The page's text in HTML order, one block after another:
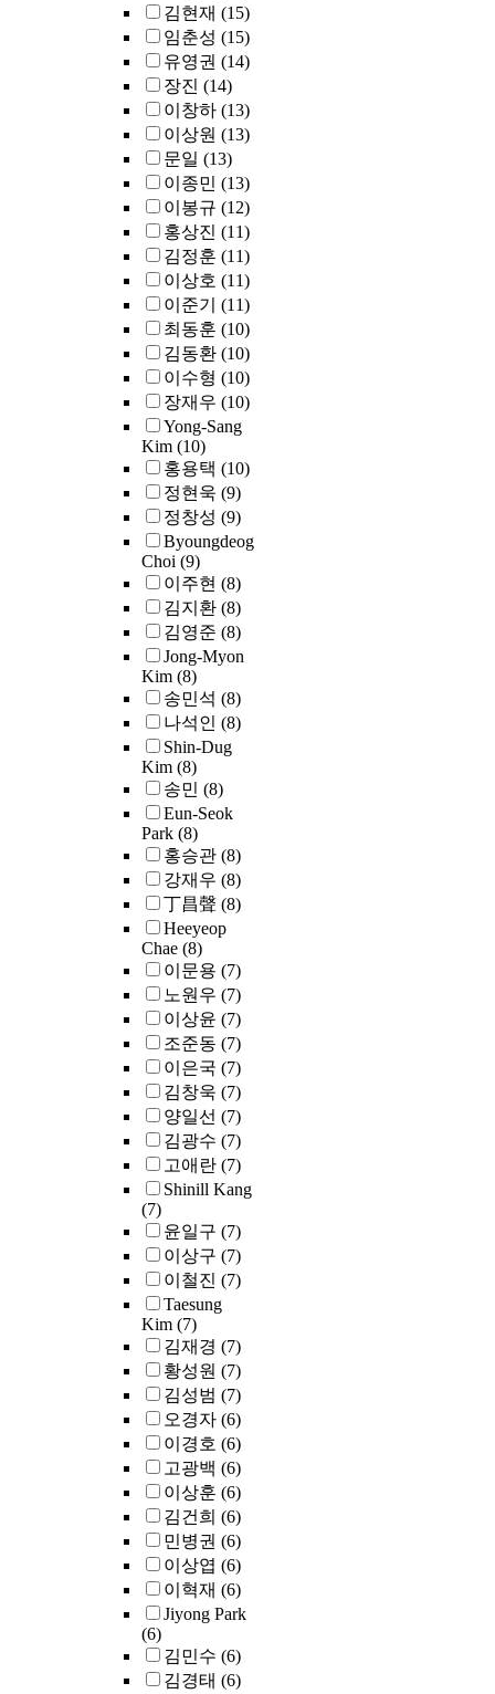
김현재 (15)
임춘성 (15)
유영권 (14)
장진 (14)
이창하 (13)
이상원 (13)
문일 (13)
이종민 (13)
이봉규 (12)
홍상진 (11)
김정훈 (11)
이상호 (11)
이준기 (11)
최동훈 (10)
김동환 (10)
이수형 (10)
장재우 (10)
Yong-Sang
Kim (10)
홍용택 (10)
정현욱 (9)
정창성 (9)
Byoungdeog
Choi (9)
이주현 (8)
김지환 (8)
김영준 (8)
Jong-Myon
Kim (8)
송민석 (8)
나석인 (8)
Shin-Dug
Kim (8)
송민 (8)
Eun-Seok
Park (8)
홍승관 (8)
강재우 (8)
丁昌聲 (8)
Heeyeop
Chae (8)
이문용 (7)
노원우 (7)
이상윤 (7)
조준동 (7)
이은국 (7)
김창욱 (7)
양일선 (7)
김광수 (7)
고애란 (7)
Shinill Kang
(7)
윤일구 (7)
이상구 (7)
이철진 (7)
Taesung
Kim (7)
김재경 (7)
황성원 (7)
김성범 (7)
오경자 (6)
이경호 (6)
고광백 (6)
이상훈 (6)
김건희 (6)
민병권 (6)
이상엽 (6)
이혁재 (6)
Jiyong Park
(6)
김민수 (6)
김경태 (6)